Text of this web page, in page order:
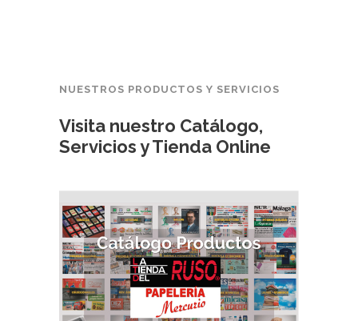
NUESTROS PRODUCTOS Y SERVICIOS
Visita nuestro Catálogo,
Servicios y Tienda Online